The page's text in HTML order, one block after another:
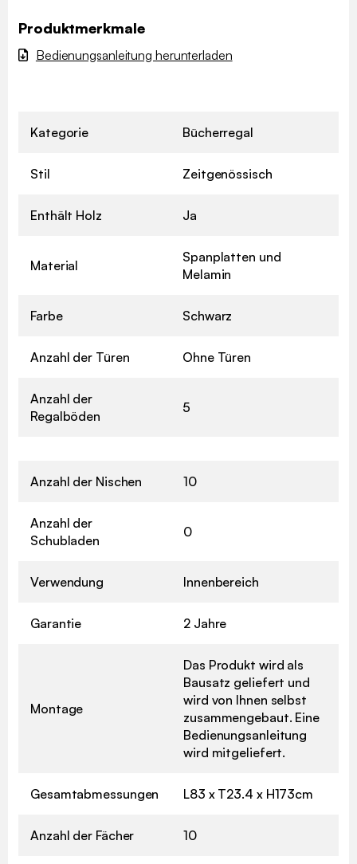
Produktmerkmale
Bedienungsanleitung herunterladen
Kategorie Bücherregal
Stil Zeitgenössisch
Enthält Holz Ja
Material
Spanplatten und
Melamin
Farbe Schwarz
Anzahl der Türen Ohne Türen
Anzahl der
Regalböden
5
Anzahl der Nischen 10
Anzahl der
Schubladen
0
Verwendung Innenbereich
Garantie 2 Jahre
Montage
Das Produkt wird als
Bausatz geliefert und
wird von Ihnen selbst
zusammengebaut. Eine
Bedienungsanleitung
wird mitgeliefert.
Gesamtabmessungen L83 x T23.4 x H173cm
Anzahl der Fächer 10